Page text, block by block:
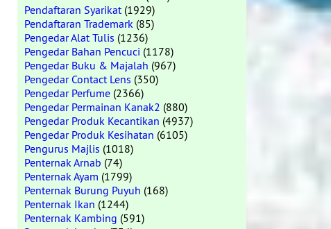
Pendaftaran Syarikat(1929)
Pendaftaran Trademark (85)
Pengedar Alat Tulis (1236)
Pengedar Bahan Pencuci (1178)
Pengedar Buku & Majalah (967)
Pengedar Contact Lens (350)
Pengedar Perfume (2366)
Pengedar Permainan Kanak2 (880)
Pengedar Produk Kecantikan (4937)
Pengedar Produk Kesihatan (6105)
Pengurus Majlis (1018)
Penternak Arnab (74)
Penternak Ayam (1799)
Penternak Burung Puyuh (168)
Penternak Ikan (1244)
Penternak Kambing (591)